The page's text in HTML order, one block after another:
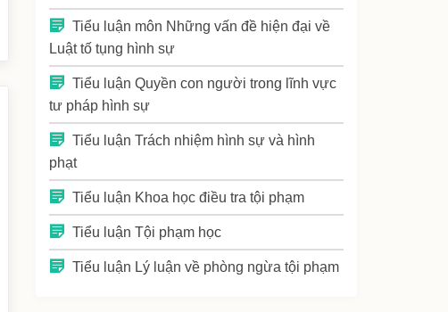
Tiểu luận môn Những vấn đề hiện đại về
Luật tố tụng hình sự
Tiểu luận Quyền con người trong lĩnh vực
tư pháp hình sự
Tiểu luận Trách nhiệm hình sự và hình
phạt
Tiểu luận Khoa học điều tra tội phạm
Tiểu luận Tội phạm học
Tiểu luận Lý luận về phòng ngừa tội phạm